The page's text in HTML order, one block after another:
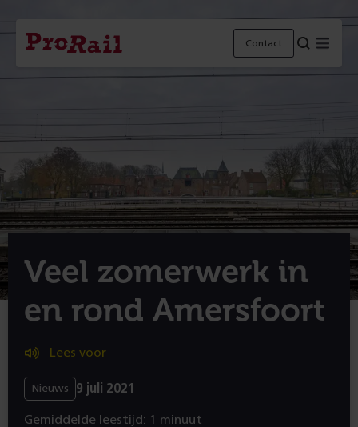
Navigatie
Homepage Contact
Veel zomerwerk in
en rond Amersfoort
Lees voor
Nieuws 9 juli 2021
Gemiddelde leestijd: 1 minuut